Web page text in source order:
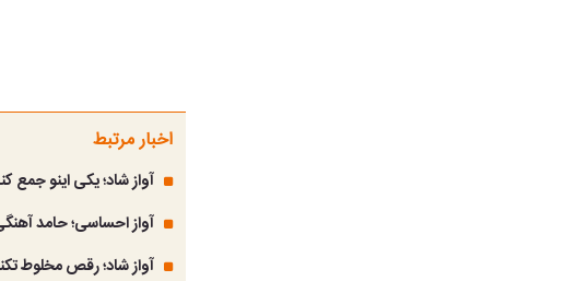
اخبار مرتبط
آواز شاد؛ یکی اینو جمع
آواز احساسی؛ حامد
آواز شاد؛ رقص مخلوط